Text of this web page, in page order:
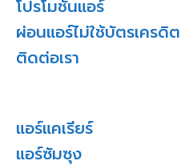
โปรโมชั่นแอร์
ผ่อนแอร์ไม่ใช้บัตรเครดิต
ติดต่อเรา
แอร์แคเรียร์
แอร์ซัมซุง